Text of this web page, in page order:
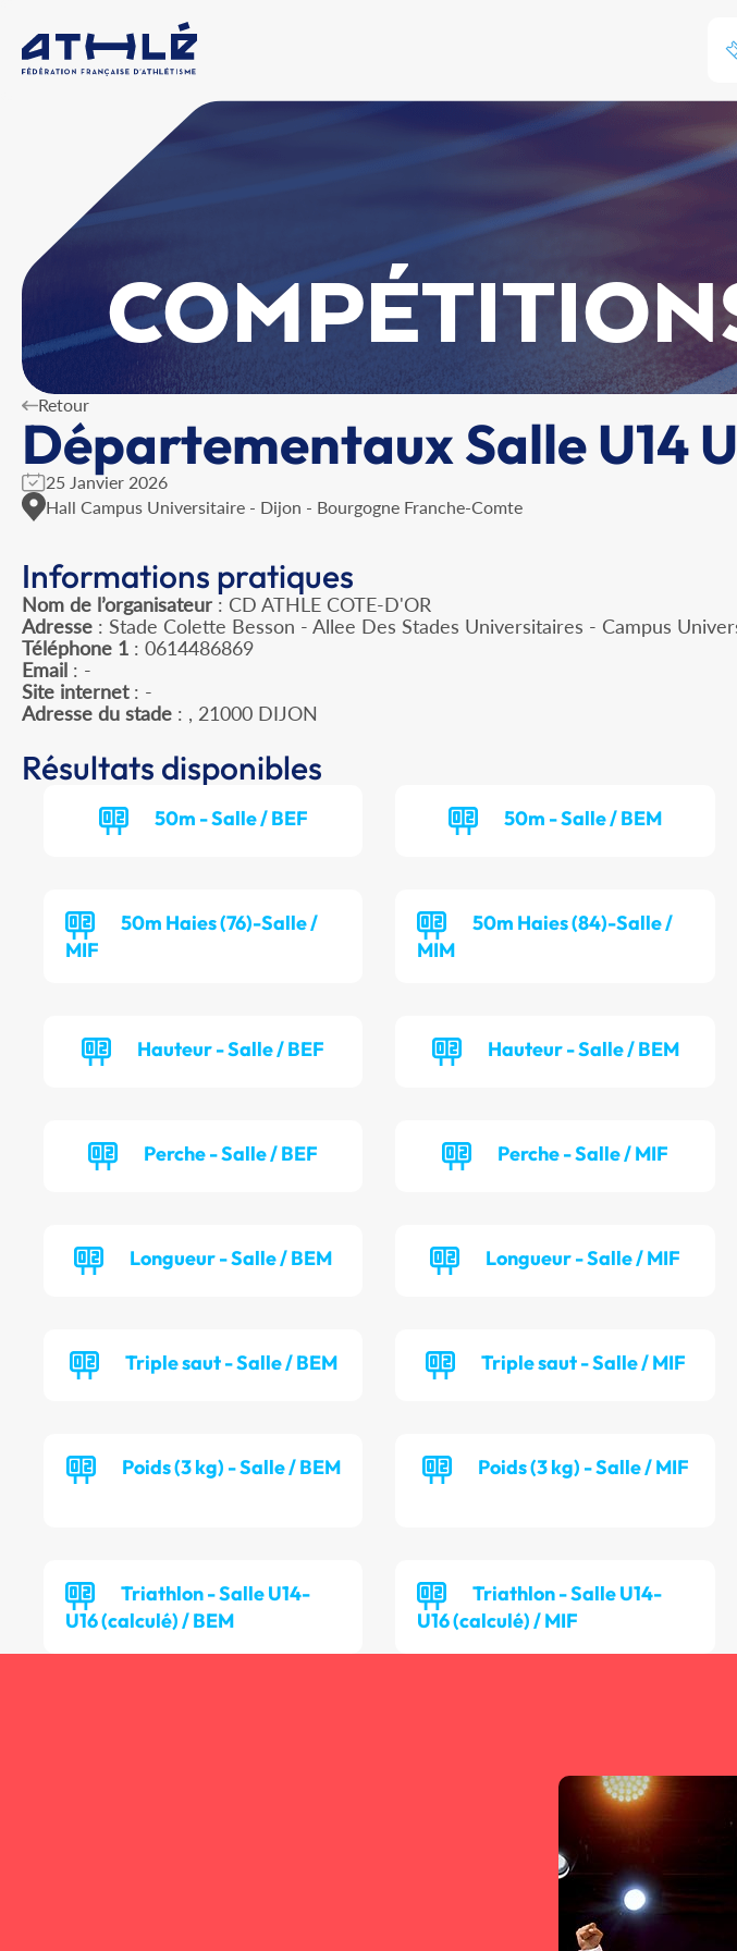
Retour
Départementaux Salle U14
25 Janvier 2026
Hall Campus Universitaire - Dijon - Bourgogne Franche-Comte
Informations pratiques
Nom de l’organisateur : CD ATHLE COTE-D'OR
Adresse : Stade Colette Besson - Allee Des Stades Universitaires - Campus
Téléphone 1 : 0614486869
Email : -
Site internet: -
Adresse du stade : , 21000 DIJON
Résultats disponibles
50m - Salle / BEF 50m - Salle / BEM
50m Haies (76)-Salle /
MIF
50m Haies (84)-Salle /
MIM
Hauteur - Salle / BEF Hauteur - Salle / BEM
Perche - Salle / BEF Perche - Salle / MIF
Longueur - Salle / BEM Longueur - Salle / MIF
Triple saut - Salle / BEM Triple saut - Salle / MIF
Poids (3 kg) - Salle / BEM Poids (3 kg) - Salle / MIF
Triathlon - Salle U14-
U16 (calculé) / BEM
Triathlon - Salle U14-
U16 (calculé) / MIF